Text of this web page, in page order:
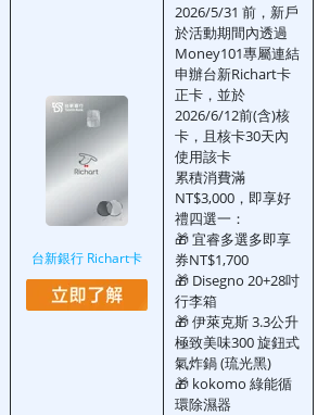
台新銀行 Richart卡
2026/5/31 前，新戶
於活動期間內透過
Money101專屬連結
申辦台新Richart卡
正卡，並於
2026/6/12前(含)核
卡，且核卡30天內
使用該卡
累積消費滿
NT$3,000，即享好
禮四選一：
🎁 宜睿多選多即享
券NT$1,700
🎁 Disegno 20+28吋
行李箱
🎁 伊萊克斯 3.3公升
極致美味300 旋鈕式
氣炸鍋 (琉光黑)
🎁 kokomo 綠能循
環除濕器